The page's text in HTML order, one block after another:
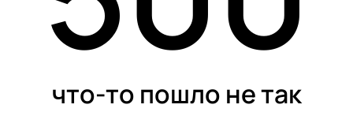
что-то пошло не так